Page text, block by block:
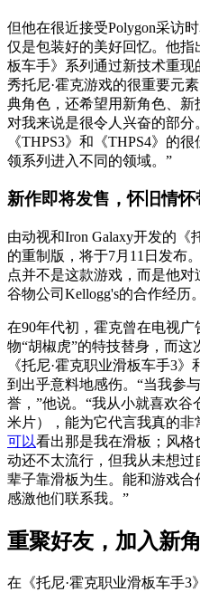
但他在很近接受Polygon采访
仅是包装好的美好回忆。他指
板车手》系列通过新技术重现
秀托尼·霍克游戏的很重要元
典角色，还希望用新角色、
对我来说是很令人兴奋的部分
《THPS3》和《THPS4》的
领系列进入不同的领域。”
新作即将发售，怀旧情
由动视和Iron Galaxy开发的《
的重制版，将于7月11日发布
点并不是这款游戏，而是他
谷物公司Kellogg's的合作经历。
在90年代初，霍克曾在电视
物“胡椒虎”的特技替身，而这
《托尼·霍克职业滑板车手3
到出乎意料地感伤。“当我参
誉，”他说。“我从小就喜欢谷
米片），能为它代言我真的非
可以看出那是我在滑板；风格
动还不太流行，但我从未想过
辈子靠滑板为生。能和游戏
感激他们联系我。”
重聚好友，加入新
在《托尼·霍克职业滑板车手